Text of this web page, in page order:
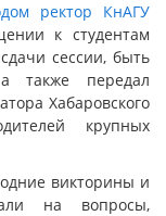
ректор КнАГУ
к студентам
сессии, быть
также передал
Хабаровского
крупных
викторины и
на вопросы,